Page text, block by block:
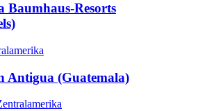
Baumhaus-Resorts
Antigua (Guatemala)